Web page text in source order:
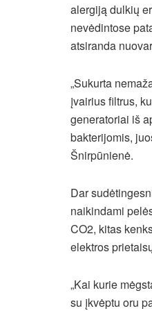
alergiją dulkių
nevėdintose
atsiranda
„Sukurta
įvairius filtrus,
generatoriai iš
bakterijomis,
Šnirpūnienė.
Dar
naikindami
CO2, kitas
elektros
„Kai kurie
su įkvėptu oru